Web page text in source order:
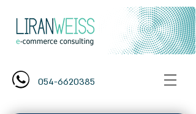
054-6620385